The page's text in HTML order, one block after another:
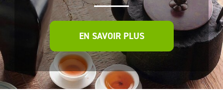
EN SAVOIR PLUS